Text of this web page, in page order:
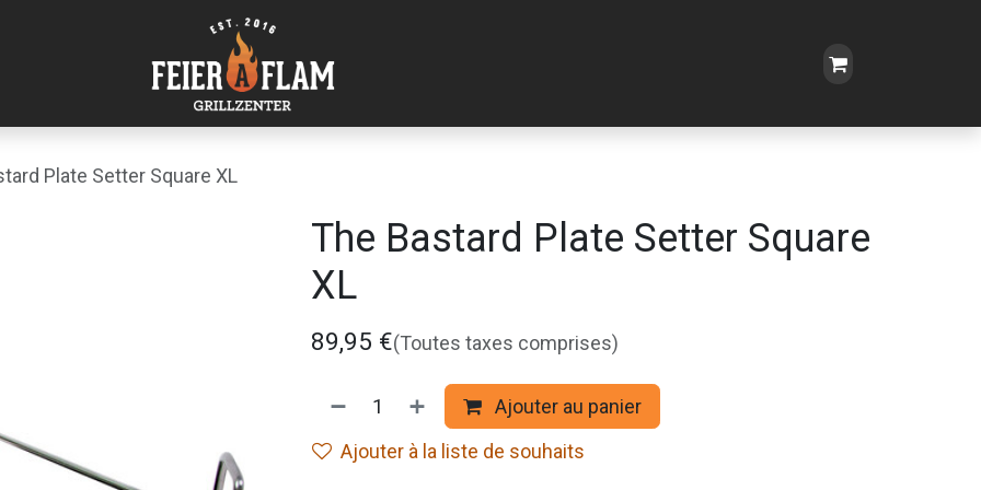
Plate Setter Square XL
The Bastard Plate Setter Square
XL
89,95 €(Toutes taxes comprises)
Ajouter au panier
Ajouter à la liste de souhaits